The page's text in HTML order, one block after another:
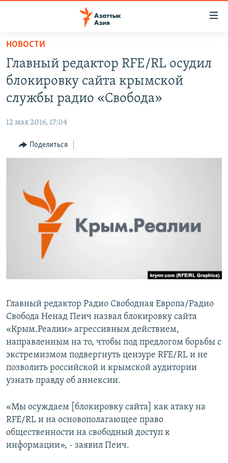
Вернуться
основному
содержанию
главной
Вернутся
КЫРГЫЗСТАН
ТАДЖИКИСТАН
НОВОСТИ
ВОЙНА В УКРАИНЕ
КЫРГЫЗЧА
TÜRKMENÇE
Все сайты РСЕ/РС
НОВОСТИ
Главный редактор RFE/RL осудил
блокировку сайта крымской
службы радио «Свобода»
12 мая 2016, 17:04
Поделиться
Главный редактор Радио Свободная Европа/Радио
Свобода Ненад Пеич назвал блокировку сайта
«Крым.Реалии» агрессивным действием,
направленным на то, чтобы под предлогом борьбы с
экстремизмом подвергнуть цензуре RFE/RL и не
позволить российской и крымской аудитории
узнать правду об аннексии.
«Мы осуждаем [блокировку сайта] как атаку на
RFE/RL и на основополагающее право
общественности на свободный доступ к
информации», - заявил Пеич.